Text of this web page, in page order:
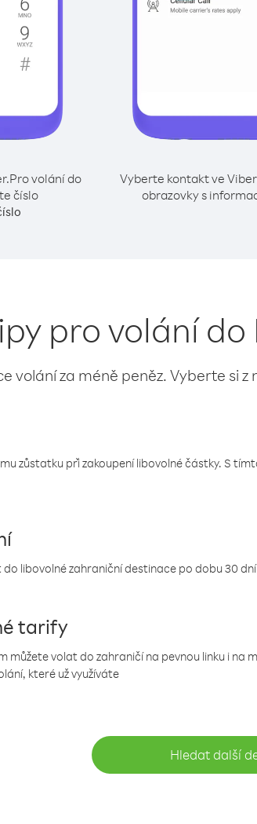
Pro volání do
číslo
Vyberte kontakt ve
obrazovky s
pro volání do
volání za méně peněz. Vyberte si
zůstatku při zakoupení libovolné částky. S
libovolné zahraniční destinace po dobu 30 dní
tarify
volat do zahraničí na pevnou linku i na
které už využíváte
Hledat další